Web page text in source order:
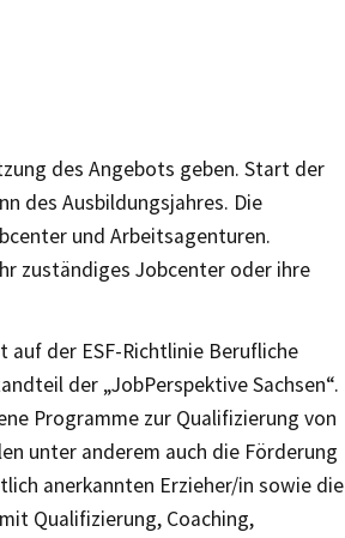
des Angebots geben. Start der
des Ausbildungsjahres. Die
und Arbeitsagenturen.
zuständiges Jobcenter oder ihre
auf der ESF-Richtlinie Berufliche
der „JobPerspektive Sachsen“.
Programme zur Qualifizierung von
unter anderem auch die Förderung
anerkannten Erzieher/in sowie die
Qualifizierung, Coaching,